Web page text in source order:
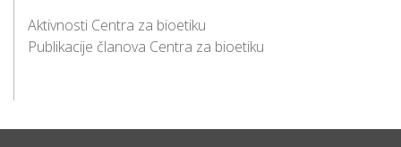
Aktivnosti Centra za bioetiku
Publikacije članova Centra za bioetiku